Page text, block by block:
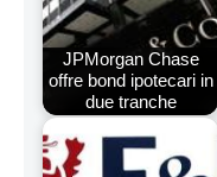
JPMorgan Chase
offre bond ipotecari in
due tranche